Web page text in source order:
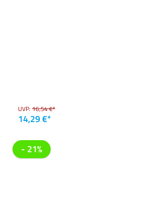
UVP: 16,54 €*
14,29 €*
- 21%